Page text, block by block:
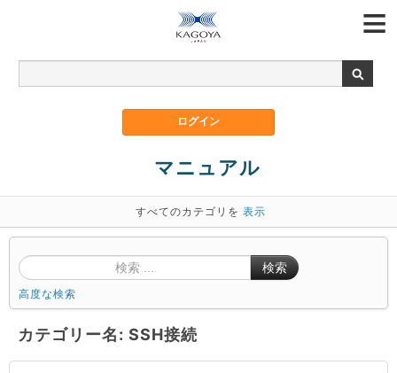
マニュアル
すべてのカテゴリを 表示
検索
高度な検索
カテゴリー名: SSH接続